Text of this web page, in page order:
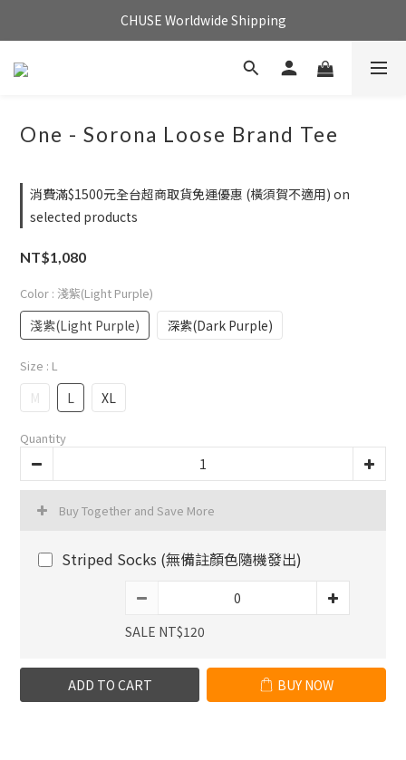
CHUSE Worldwide Shipping
One - Sorona Loose Brand Tee
消費滿$1500元全台超商取貨免運優惠 (橫須賀不適用) on
selected products
NT$1,080
Color : 淺紫(Light Purple)
淺紫(Light Purple) 深紫(Dark Purple)
Size : L
M L XL
Quantity
Buy Together and Save More
Striped Socks (無備註顏色隨機發出)
SALE NT$120
ADD TO CART BUY NOW